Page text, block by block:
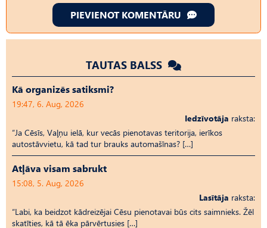
PIEVIENOT KOMENTĀRU
TAUTAS BALSS
Kā organizēs satiksmi?
19:47, 6. Aug, 2026
Iedzīvotāja raksta:
“Ja Cēsīs, Vaļņu ielā, kur vecās pienotavas teritorija, ierīkos
autostāvvietu, kā tad tur brauks automašīnas? […]
Atļāva visam sabrukt
15:08, 5. Aug, 2026
Lasītāja raksta:
“Labi, ka beidzot kādreizējai Cēsu pienotavai būs cits saimnieks. Žēl
skatīties, kā tā ēka pārvērtusies […]